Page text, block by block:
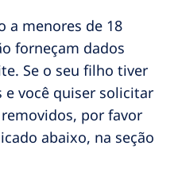
a menores de 18
forneçam dados
Se o seu filho tiver
e você quiser solicitar
por favor
abaixo, na seção